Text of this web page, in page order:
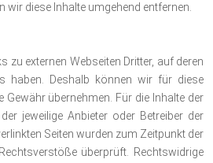
wir diese Inhalte umgehend entfernen.
zu externen Webseiten Dritter, auf deren
haben. Deshalb können wir für diese
Gewähr übernehmen. Für die Inhalte der
jeweilige Anbieter oder Betreiber der
Seiten wurden zum Zeitpunkt der
überprüft. Rechtswidrige